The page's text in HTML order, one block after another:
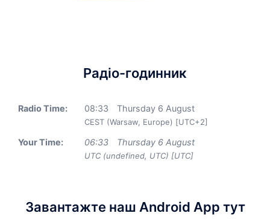
Радіо-годинник
Radio Time: 08:33 Thursday 6 August
CEST (Warsaw, Europe) [UTC+2]
Your Time: 06:33 Thursday 6 August
UTC (undefined, UTC) [UTC]
Завантажте наш Android App тут